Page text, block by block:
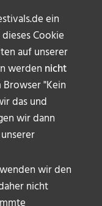
ein
Cookie
auf unserer
werden nicht
"Kein
das und
wir dann
wir den
nicht